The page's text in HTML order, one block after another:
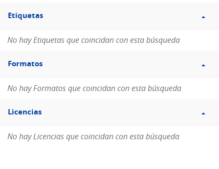
Filtro
Etiquetas
Etiquetas
No hay Etiquetas que coincidan con esta búsqueda
Filtro
Formatos
Formatos
No hay Formatos que coincidan con esta búsqueda
Filtro
Licencias
Licencias
No hay Licencias que coincidan con esta búsqueda